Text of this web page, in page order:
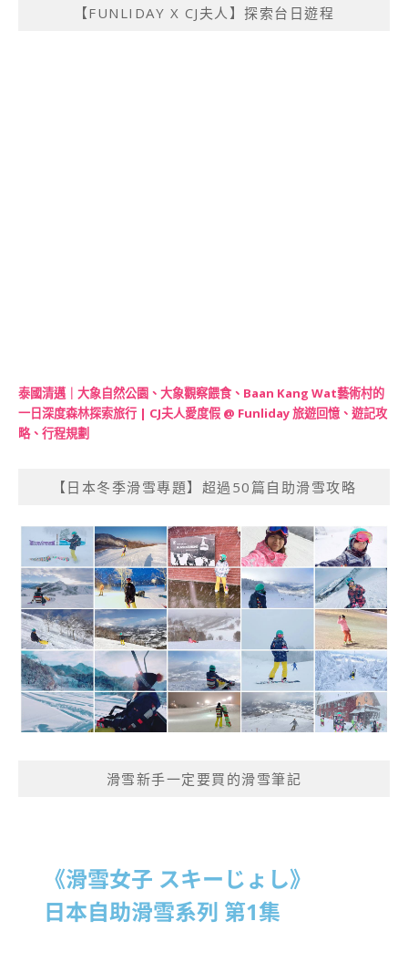
【FUNLIDAY X CJ夫人】探索台日遊程
泰國清邁｜大象自然公園、大象觀察餵食、Baan Kang Wat藝術村的
一日深度森林探索旅行 | CJ夫人愛度假 @ Funliday 旅遊回憶、遊記攻
略、行程規劃
【日本冬季滑雪專題】超過50篇自助滑雪攻略
滑雪新手一定要買的滑雪筆記